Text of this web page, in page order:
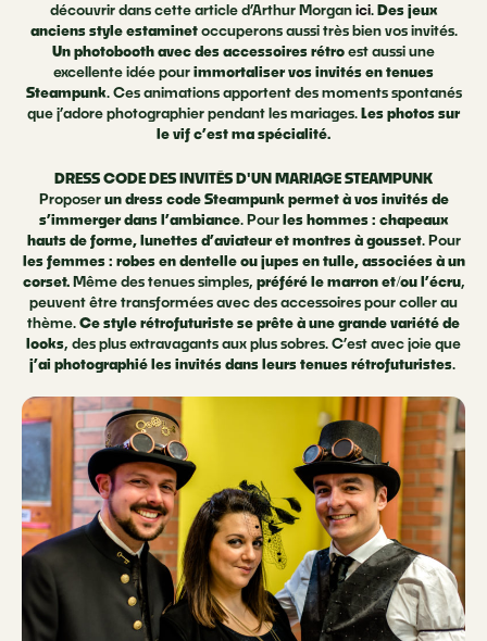
découvrir dans cette article d’Arthur Morganici.Des jeux
anciens style estaminetoccuperons aussi très bien vos invités.
Un photobooth avec des accessoires rétroest aussi une
excellente idée pourimmortaliser vos invités en tenues
Steampunk. Ces animations apportent des moments spontanés
que j’adore photographier pendant les mariages.Les photos sur
le vif c’est ma spécialité.
DRESS CODE DES INVITÉS D'UN MARIAGE STEAMPUNK
Proposerun dress code Steampunk permet à vos invités de
s’immerger dans l’ambiance. Pourles hommes : chapeaux
hauts de forme, lunettes d’aviateur et montres à gousset. Pour
les femmes : robes en dentelle ou jupes en tulle, associées à un
corset.Même des tenues simples, préféré le marron et/ou l’écru,
peuvent être transformées avec des accessoires pour coller au
thème.Ce style rétrofuturiste se prête à une grande variété de
looks, des plus extravagants aux plus sobres. C’est avec joie que
j’ai photographié les invités dans leurs tenues rétrofuturistes.